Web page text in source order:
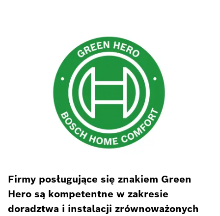
Firmy posługujące się znakiem Green
Hero są kompetentne w zakresie
doradztwa i instalacji zrównoważonych